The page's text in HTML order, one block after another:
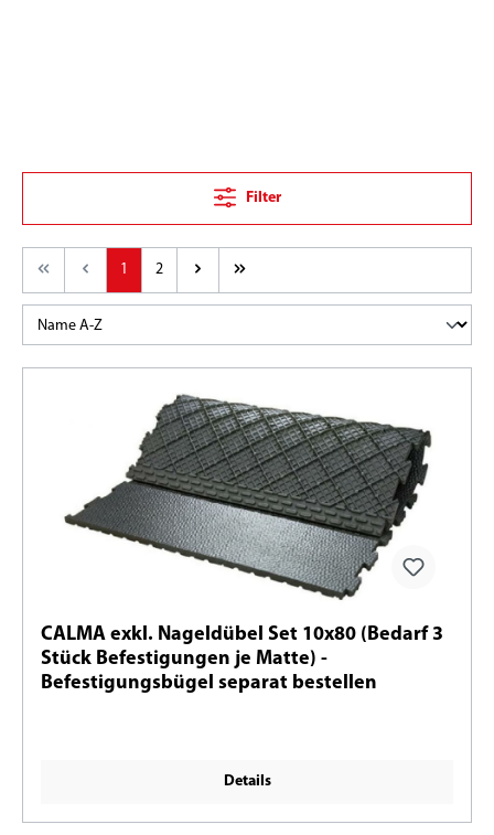
Filter
1 2
CALMA exkl. Nageldübel Set 10x80 (Bedarf 3
Stück Befestigungen je Matte) -
Befestigungsbügel separat bestellen
Details